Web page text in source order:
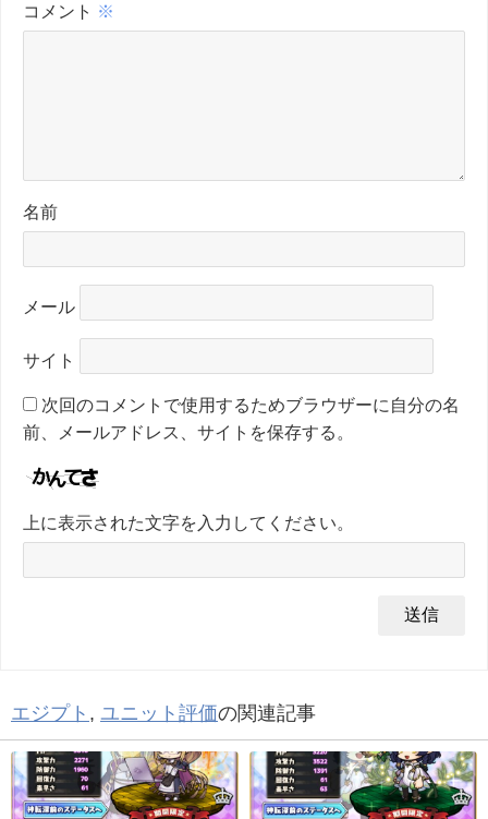
コメント ※
名前
メール
サイト
次回のコメントで使用するためブラウザーに自分の名
前、メールアドレス、サイトを保存する。
上に表示された文字を入力してください。
エジプト , ユニット評価の関連記事